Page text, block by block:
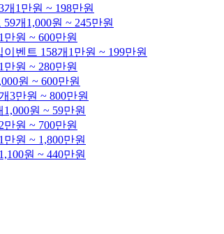
개 1만원 ~ 198만원
59개 1,000원 ~ 245만원
1만원 ~ 600만원
이벤트 158개 1만원 ~ 199만원
1만원 ~ 280만원
원 ~ 600만원
3만원 ~ 800만원
1,000원 ~ 59만원
2만원 ~ 700만원
1만원 ~ 1,800만원
1,100원 ~ 440만원